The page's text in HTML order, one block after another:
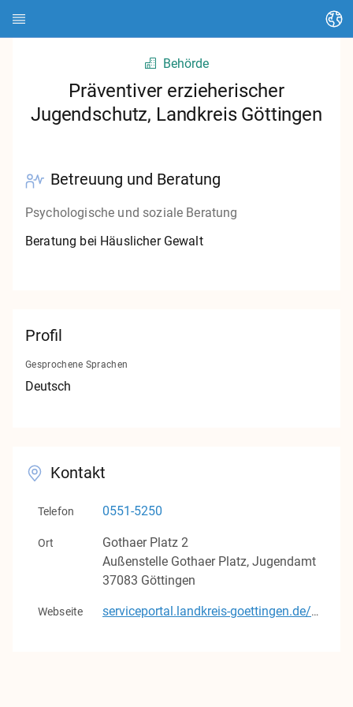
Über HEDI
Artikel suchen
Kontakte suchen
Glossar
Landkreis Kassel
Kontakt
v1.0.0
Behörde
Präventiver erzieherischer
Jugendschutz, Landkreis Göttingen
Betreuung und Beratung
Psychologische und soziale Beratung
Beratung bei Häuslicher Gewalt
Profil
Gesprochene Sprachen
Deutsch
Kontakt
Telefon 0551-5250
Ort Gothaer Platz 2
Außenstelle Gothaer Platz, Jugendamt
37083 Göttingen
Webseite serviceportal.landkreis-goettingen.de/suche/-/egov-bis-detail/dienstleistung/15149/show